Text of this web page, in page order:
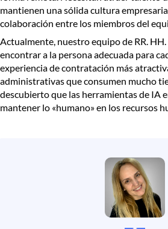
mantienen una sólida cultura
colaboración entre los miembros del
Actualmente, nuestro equipo de RR.
encontrar a la persona adecuada para
experiencia de contratación más
administrativas que consumen mucho
descubierto que las herramientas de IA
mantener lo «humano» en los recursos